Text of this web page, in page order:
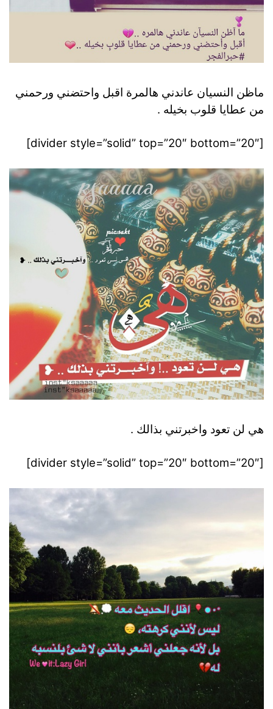
ماظن النسيان عاندني هالمرة اقبل واحتضني ورحمني
من عطايا قلوب بخيله .
[divider style=”solid” top=”20″ bottom=”20″]
هي لن تعود واخبرتني بذالك .
[divider style=”solid” top=”20″ bottom=”20″]